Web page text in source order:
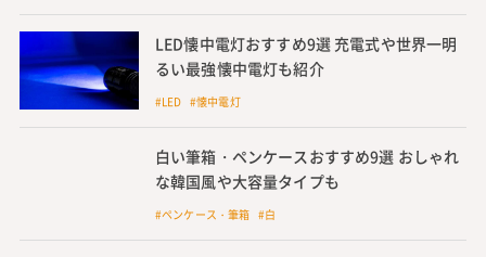
LED懐中電灯おすすめ9選 充電式や世界一明
るい最強懐中電灯も紹介
#LED #懐中電灯
白い筆箱・ペンケースおすすめ9選 おしゃれ
な韓国風や大容量タイプも
#ペンケース・筆箱 #白